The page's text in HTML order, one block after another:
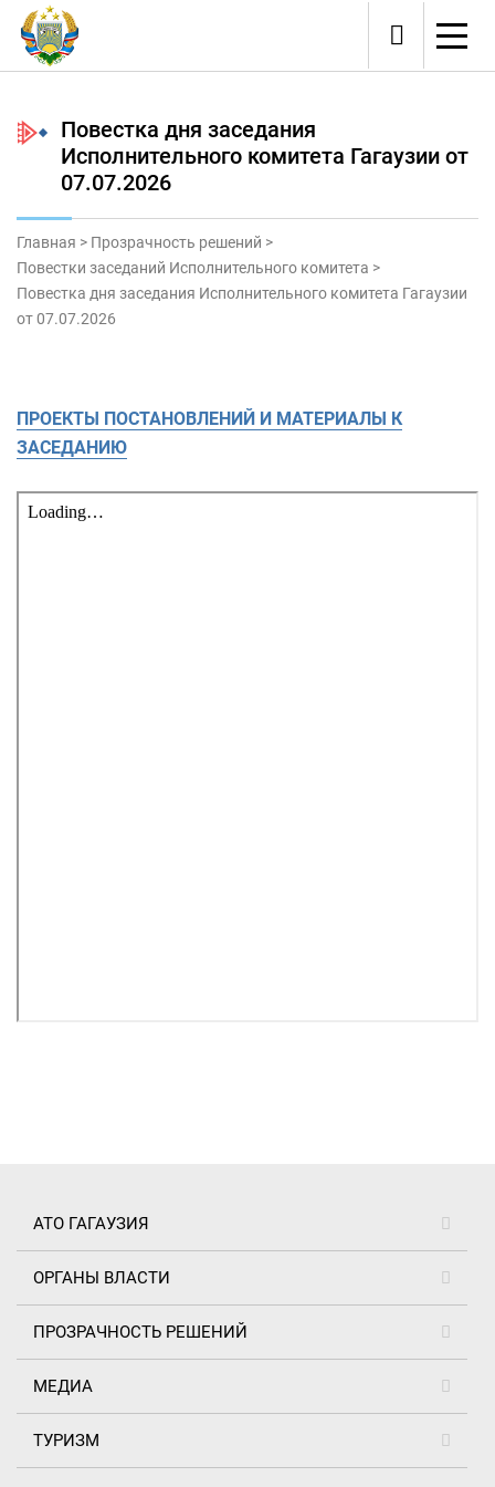
Повестка дня заседания
Исполнительного комитета Гагаузии от
07.07.2026
Главная > Прозрачность решений >
Повестки заседаний Исполнительного комитета >
Повестка дня заседания Исполнительного комитета Гагаузии
от 07.07.2026
ПРОЕКТЫ ПОСТАНОВЛЕНИЙ И МАТЕРИАЛЫ К
ЗАСЕДАНИЮ
АТО ГАГАУЗИЯ
ОРГАНЫ ВЛАСТИ
ПРОЗРАЧНОСТЬ РЕШЕНИЙ
МЕДИА
ТУРИЗМ